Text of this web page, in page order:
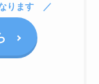
ります